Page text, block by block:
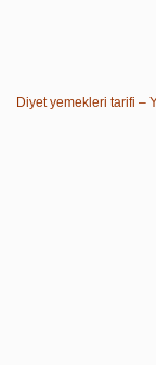
Diyet yemekleri tarifi –